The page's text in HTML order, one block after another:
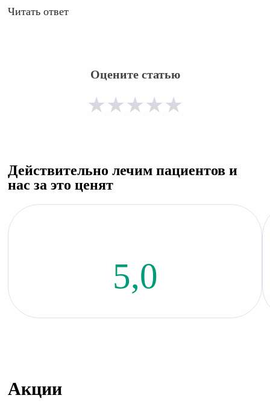
Читать ответ
Оцените статью
★★★★★
Действительно лечим пациентов и
нас за это ценят
5,0
Акции